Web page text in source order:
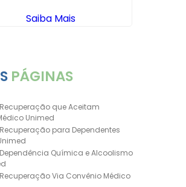
Saiba Mais
PÁGINAS
que Aceitam
Unimed
para Dependentes
Química e Alcoolismo
Via Convênio Médico